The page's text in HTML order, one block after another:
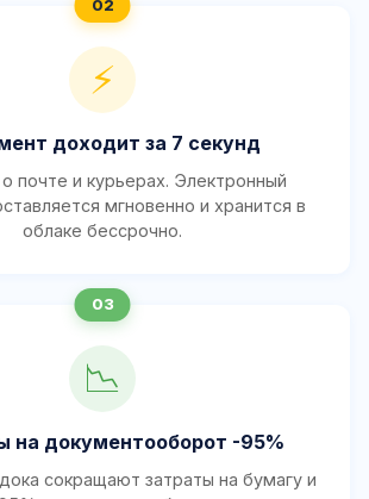
⚡
доходит за 7 секунд
почте и курьерах. Электронный
мгновенно и хранится в
облаке бессрочно.
📉
на документооборот -95%
сокращают затраты на бумагу и